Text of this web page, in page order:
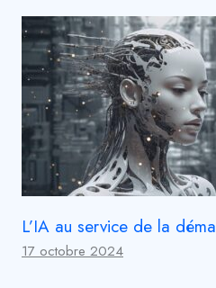
L’IA au service de la
17 octobre 2024